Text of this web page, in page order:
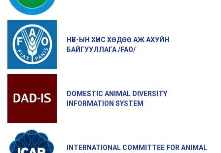
НҮБ-ЫН ХҮНС ХӨДӨӨ АЖ АХУЙН
БАЙГУУЛЛАГА /FAO/
DOMESTIC ANIMAL DIVERSITY
INFORMATION SYSTEM
INTERNATIONAL COMMITTEE FOR ANIMAL